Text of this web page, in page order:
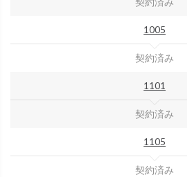
1005
契約済み
1101
契約済み
1105
契約済み